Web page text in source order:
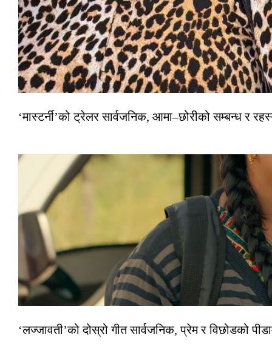
‘मास्टर्नी’को ट्रेलर सार्वजनिक, आमा–छोरीको सम्बन्ध र
‘लज्जावती’को दोस्रो गीत सार्वजनिक, प्रेम र विछोडको